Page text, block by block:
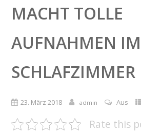
MACHT TOLLE
AUFNAHMEN IM
SCHLAFZIMMER
23. März 2018 admin Aus
Rate this